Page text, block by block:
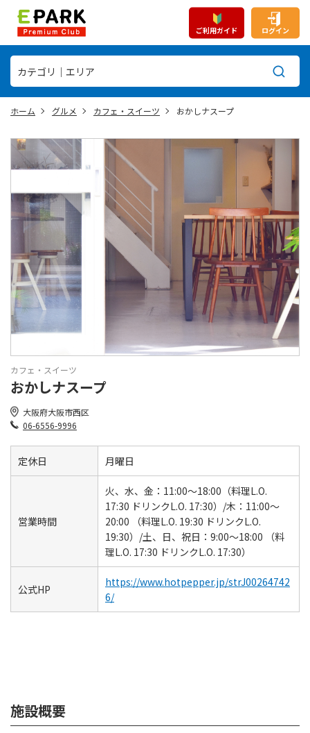
ご利用ガイド ログイン
ホーム グルメ カフェ・スイーツ おかしナスープ
カフェ・スイーツ
おかしナスープ
大阪府大阪市西区
06-6556-9996
定休日 月曜日
営業時間
火、水、金：11:00～18:00（料理L.O.
17:30 ドリンクL.O. 17:30）/木：11:00～
20:00 （料理L.O. 19:30 ドリンクL.O.
19:30）/土、日、祝日：9:00～18:00 （料
理L.O. 17:30 ドリンクL.O. 17:30）
公式HP
https://www.hotpepper.jp/strJ00264742
6/
施設概要